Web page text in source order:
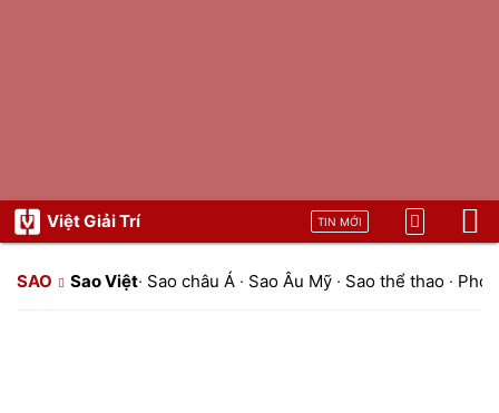
Việt Giải Trí TIN MỚI
SAO Sao Việt· Sao châu Á · Sao Âu Mỹ · Sao thể thao ·